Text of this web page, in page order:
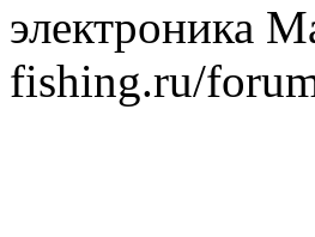
электроника
fishing.ru/